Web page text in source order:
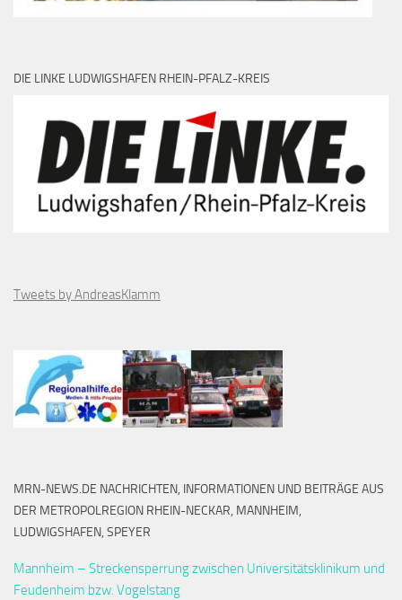
DIE LINKE LUDWIGSHAFEN RHEIN-PFALZ-KREIS
Tweets by AndreasKlamm
MRN-NEWS.DE NACHRICHTEN, INFORMATIONEN UND BEITRÄGE AUS
DER METROPOLREGION RHEIN-NECKAR, MANNHEIM,
LUDWIGSHAFEN, SPEYER
Mannheim – Streckensperrung zwischen Universitätsklinikum und
Feudenheim bzw. Vogelstang